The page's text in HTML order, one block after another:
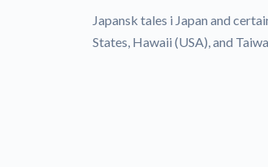
Japansk tales i Japan and
States, Hawaii (USA), and